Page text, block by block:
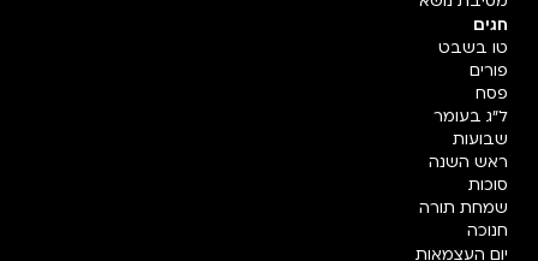
חגים
טו בשבט
פורים
פסח
ל"ג בעומר
שבועות
ראש השנה
סוכות
שמחת תורה
חנוכה
יום העצמאות